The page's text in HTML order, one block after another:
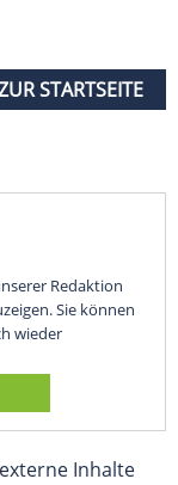
STARTSEITE
Redaktion
Sie können
wieder
Inhalte